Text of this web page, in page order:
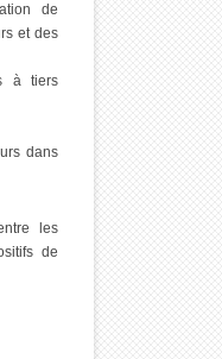
de
et des
à tiers
dans
les
de